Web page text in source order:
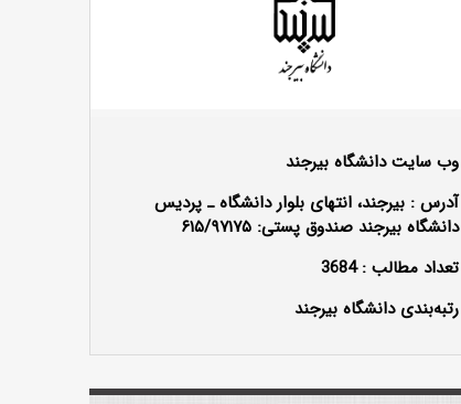
وب سایت دانشگاه بیرجند
آدرس : بیرجند، انتهای بلوار دانشگاه ـ پردیس
دانشگاه بیرجند صندوق پستی: ۶۱۵/۹۷۱۷۵
تعداد مطالب : 3684
رتبه‌بندی دانشگاه بیرجند